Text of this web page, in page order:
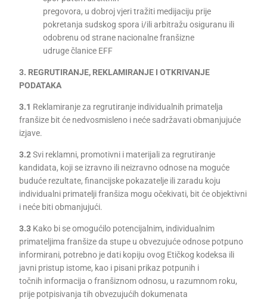
pregovora, u dobroj vjeri tražiti medijaciju prije
pokretanja sudskog spora i/ili arbitražu osiguranu ili
odobrenu od strane nacionalne franšizne
udruge članice EFF
3. REGRUTIRANJE, REKLAMIRANJE I OTKRIVANJE
PODATAKA
3.1 Reklamiranje za regrutiranje individualnih primatelja
franšize bit će nedvosmisleno i neće sadržavati obmanjujuće
izjave.
3.2Svi reklamni, promotivni i materijali za regrutiranje
kandidata, koji se izravno ili neizravno odnose na moguće
buduće rezultate, financijske pokazatelje ili zaradu koju
individualni primatelji franšiza mogu očekivati, bit će objektivni
i neće biti obmanjujući.
3.3 Kako bi se omogućilo potencijalnim, individualnim
primateljima franšize da stupe u obvezujuće odnose potpuno
informirani, potrebno je dati kopiju ovog Etičkog kodeksa ili
javni pristup istome, kao i pisani prikaz potpunih i
točnih informacija o franšiznom odnosu, u razumnom roku,
prije potpisivanja tih obvezujućih dokumenata